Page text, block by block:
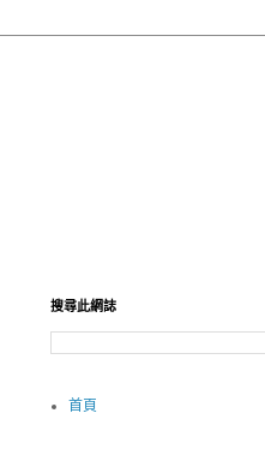
搜尋此網誌
首頁